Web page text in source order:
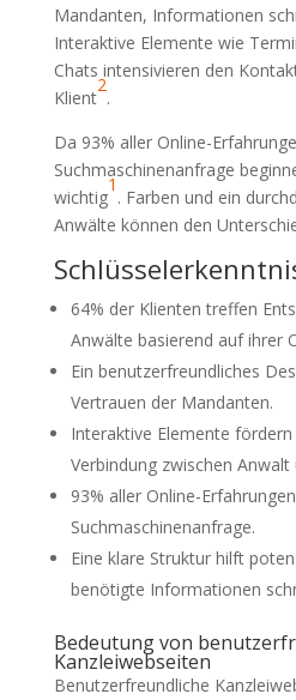
Mandanten, Informationen
Interaktive Elemente wie
Chats intensivieren den
Klient
2
.
Da 93% aller Online-
Suchmaschinenanfrage
wichtig
1
. Farben und ein
Anwälte können den
64% der Klienten treffen
Anwälte basierend auf ihrer
Ein benutzerfreundliches
Vertrauen der Mandanten.
Interaktive Elemente
Verbindung zwischen Anwalt
93% aller Online-
Suchmaschinenanfrage.
Eine klare Struktur hilft
benötigte Informationen
Bedeutung von
Kanzleiwebseiten
Benutzerfreundliche